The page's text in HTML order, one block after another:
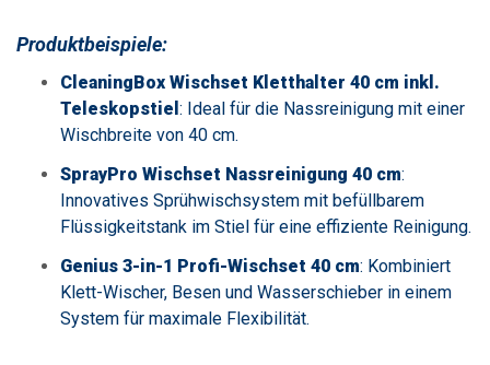
Produktbeispiele:
CleaningBox Wischset Kletthalter 40 cm inkl.
Teleskopstiel : Ideal für die Nassreinigung mit einer
Wischbreite von 40 cm.
SprayPro Wischset Nassreinigung 40 cm:
Innovatives Sprühwischsystem mit befüllbarem
Flüssigkeitstank im Stiel für eine effiziente Reinigung.
Genius 3-in-1 Profi-Wischset 40 cm: Kombiniert
Klett-Wischer, Besen und Wasserschieber in einem
System für maximale Flexibilität.